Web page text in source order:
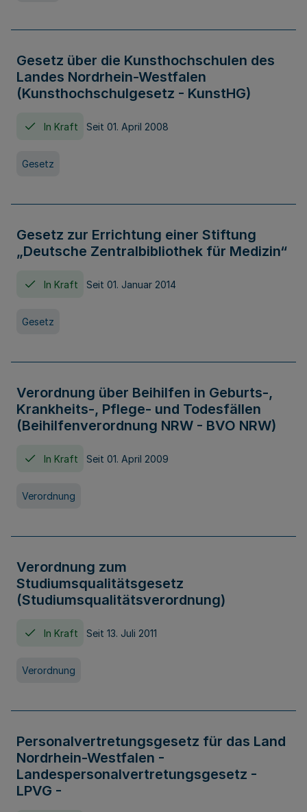
Gesetz über die Kunsthochschulen des
Landes Nordrhein-Westfalen
(Kunsthochschulgesetz - KunstHG)
In Kraft Seit 01. April 2008
Gesetz
Gesetz zur Errichtung einer Stiftung
„Deutsche Zentralbibliothek für Medizin“
In Kraft Seit 01. Januar 2014
Gesetz
Verordnung über Beihilfen in Geburts-,
Krankheits-, Pflege- und Todesfällen
(Beihilfenverordnung NRW - BVO NRW)
In Kraft Seit 01. April 2009
Verordnung
Verordnung zum
Studiumsqualitätsgesetz
(Studiumsqualitätsverordnung)
In Kraft Seit 13. Juli 2011
Verordnung
Personalvertretungsgesetz für das Land
Nordrhein-Westfalen -
Landespersonalvertretungsgesetz -
LPVG -